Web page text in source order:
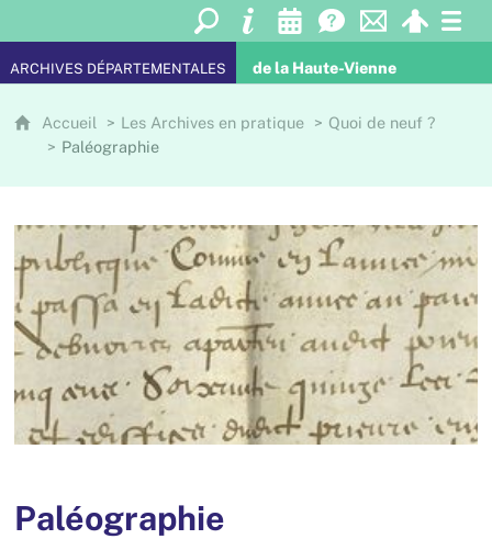
ARCHIVES DÉPARTEMENTALES de la Haute-Vienne
Accueil Les Archives en pratique
Quoi de neuf ?
Paléographie
Paléographie